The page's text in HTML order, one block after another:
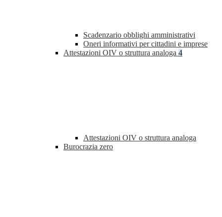
Scadenzario obblighi amministrativi
Oneri informativi per cittadini e imprese
Attestazioni OIV o struttura analoga 4
Attestazioni OIV o struttura analoga
Burocrazia zero